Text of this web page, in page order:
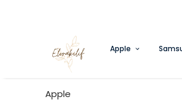
Apple
Apple